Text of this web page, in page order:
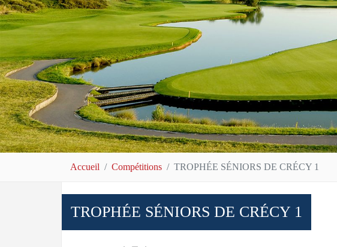
Accueil Compétitions TROPHÉE SÉNIORS DE CRÉCY 1
TROPHÉE SÉNIORS DE CRÉCY 1